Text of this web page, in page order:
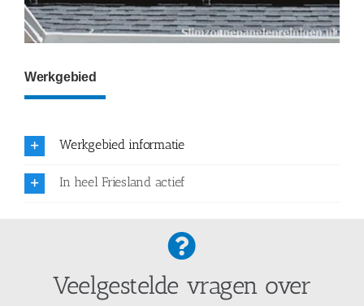
Werkgebied
Werkgebied informatie
In heel Friesland actief
Veelgestelde vragen over